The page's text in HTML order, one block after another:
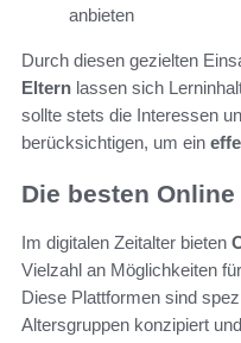
anbieten
Durch diesen gezielten
Eltern lassen sich
sollte stets die Interessen
berücksichtigen, um ein
Die besten
Im digitalen Zeitalter bieten
Vielzahl an Möglichkeiten für
Diese Plattformen sind
Altersgruppen konzipiert